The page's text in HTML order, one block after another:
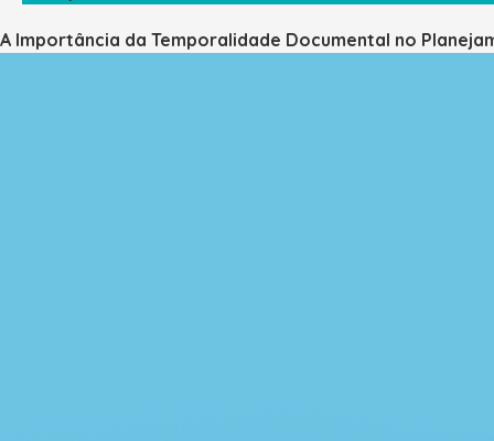
A Importância da Temporalidade Documental no